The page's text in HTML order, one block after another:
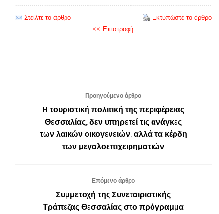
Στείλτε το άρθρο
Εκτυπώστε το άρθρο
<< Επιστροφή
Προηγούμενο άρθρο
Η τουριστική πολιτική της περιφέρειας
Θεσσαλίας, δεν υπηρετεί τις ανάγκες
των λαικών οικογενειών, αλλά τα κέρδη
των μεγαλοεπιχειρηματιών
Επόμενο άρθρο
Συμμετοχή της Συνεταιριστικής
Τράπεζας Θεσσαλίας στο πρόγραμμα